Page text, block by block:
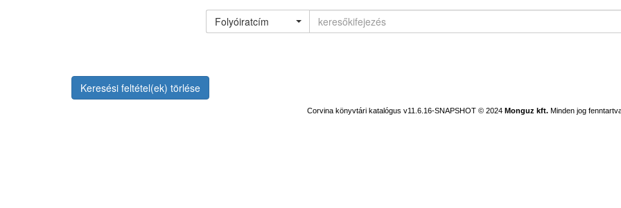
Folyóiratcím
Keresési feltétel(ek) törlése
Corvina könyvtári katalógus v11.6.16-SNAPSHOT © 2024 Monguz kft. Minden jog